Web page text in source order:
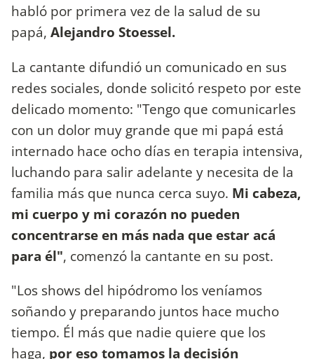
habló por primera vez de la salud de su
papá, Alejandro Stoessel.
La cantante difundió un comunicado en sus
redes sociales, donde solicitó respeto por este
delicado momento: "Tengo que comunicarles
con un dolor muy grande que mi papá está
internado hace ocho días en terapia intensiva,
luchando para salir adelante y necesita de la
familia más que nunca cerca suyo. Mi cabeza,
mi cuerpo y mi corazón no pueden
concentrarse en más nada que estar acá
para él", comenzó la cantante en su post.
"Los shows del hipódromo los veníamos
soñando y preparando juntos hace mucho
tiempo. Él más que nadie quiere que los
haga, por eso tomamos la decisión